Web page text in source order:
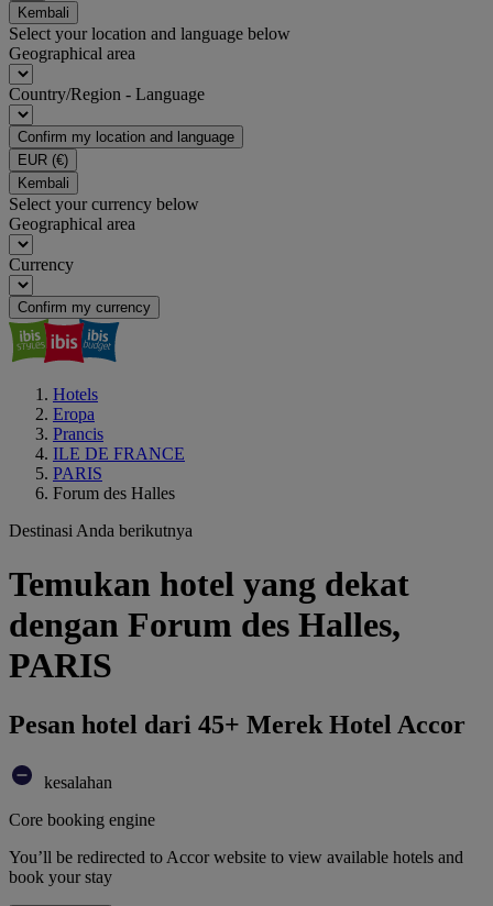
Kembali
Select your location and language below
Geographical area
Country/Region - Language
Confirm my location and language
EUR (€)
Kembali
Select your currency below
Geographical area
Currency
Confirm my currency
Hotels
Eropa
Prancis
ILE DE FRANCE
PARIS
Forum des Halles
Destinasi Anda berikutnya
Temukan hotel yang dekat
dengan Forum des Halles,
PARIS
Pesan hotel dari 45+ Merek Hotel Accor
kesalahan
Core booking engine
You’ll be redirected to Accor website to view available hotels and
book your stay